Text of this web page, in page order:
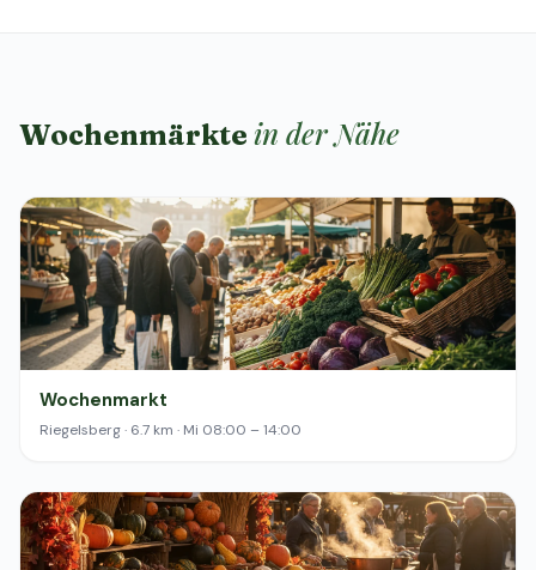
Wochenmärkte in der Nähe
Wochenmarkt
Riegelsberg · 6.7 km · Mi 08:00 – 14:00